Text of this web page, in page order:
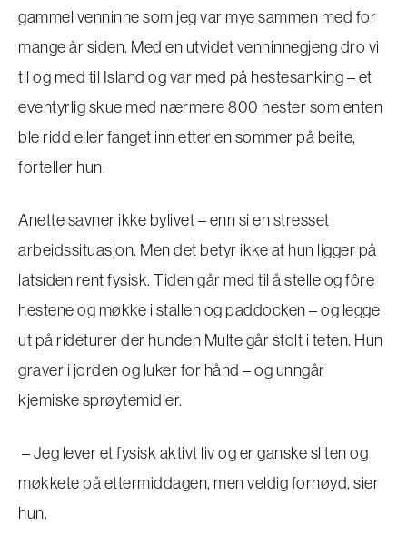
gammel venninne som jeg var mye sammen med for
mange år siden. Med en utvidet venninnegjeng dro vi
til og med til Island og var med på hestesanking – et
eventyrlig skue med nærmere 800 hester som enten
ble ridd eller fanget inn etter en sommer på beite,
forteller hun.
Anette savner ikke bylivet – enn si en stresset
arbeidssituasjon. Men det betyr ikke at hun ligger på
latsiden rent fysisk. Tiden går med til å stelle og fôre
hestene og møkke i stallen og paddocken – og legge
ut på rideturer der hunden Multe går stolt i teten. Hun
graver i jorden og luker for hånd – og unngår
kjemiske sprøytemidler.
– Jeg lever et fysisk aktivt liv og er ganske sliten og
møkkete på ettermiddagen, men veldig fornøyd, sier
hun.